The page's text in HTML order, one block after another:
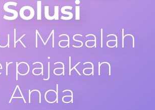
Solusi
Masalah
Anda